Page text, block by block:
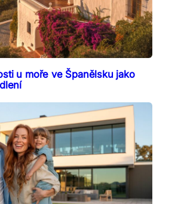
u moře ve Španělsku jako